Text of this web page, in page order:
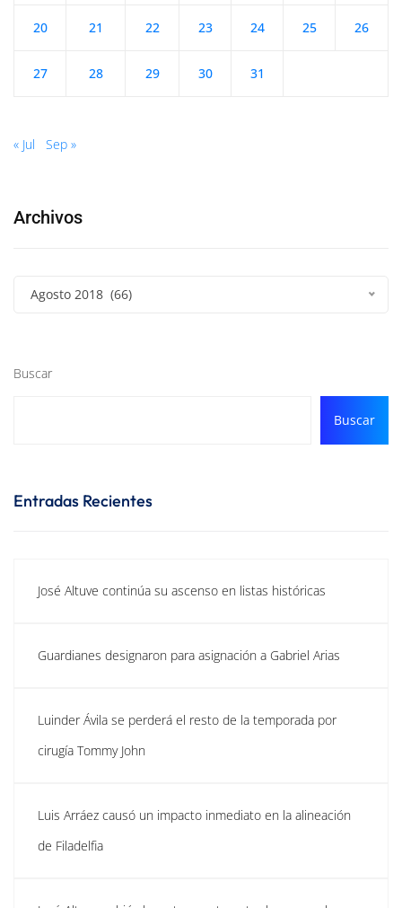
20 21 22 23 24 25 26
27 28 29 30 31
« Jul Sep »
Archivos
Agosto 2018 (66)
Buscar
Buscar
Entradas Recientes
José Altuve continúa su ascenso en listas históricas
Guardianes designaron para asignación a Gabriel Arias
Luinder Ávila se perderá el resto de la temporada por
cirugía Tommy John
Luis Arráez causó un impacto inmediato en la alineación
de Filadelfia